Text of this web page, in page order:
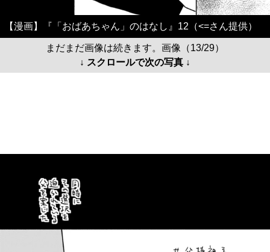
【漫画】『「おばあちゃん」のはなし』12（<=さん提供）
まだまだ画像は続きます。画像（13/29）
↓ スクロールで次の写真 ↓